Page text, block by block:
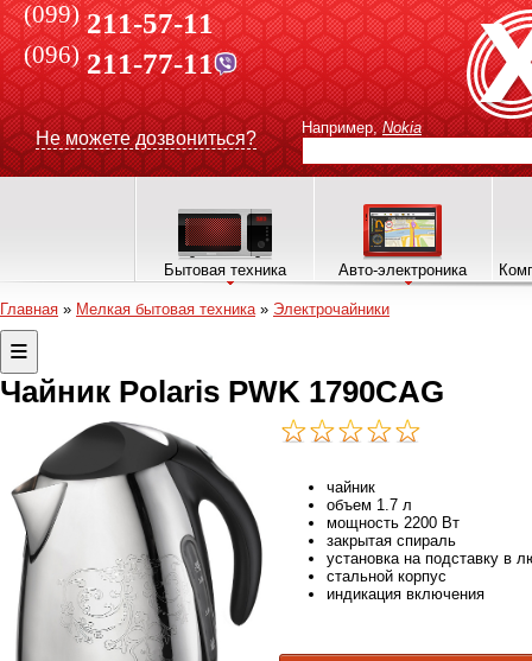
(099) 211-57-11
(096)211-77-11
Не можете дозвониться?
Например, Nokia
Бытовая техника Авто-электроника
Главная » Мелкая бытовая техника» Электрочайники
Чайник Polaris PWK 1790CAG
чайник
объем 1.7 л
мощность 2200 Вт
закрытая спираль
установка на подставку в
стальной корпус
индикация включения